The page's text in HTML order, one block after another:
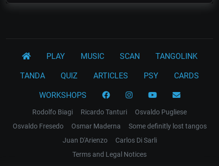
PLAY MUSIC SCAN TANGOLINK
TANDA QUIZ ARTICLES PSY CARDS
WORKSHOPS
Rodolfo Biagi Ricardo Tanturi
Osvaldo Pugliese
Osvaldo Fresedo
Osmar Maderna
Some definitly lost tangos
Juan D'Arienzo
Carlos Di Sarli
Terms and Legal Notices